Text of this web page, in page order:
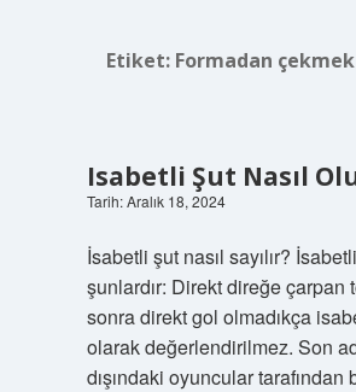
Etiket: Formadan
Isabetli Şut Nasıl
Tarih: Aralık 18, 2024
İsabetli şut nasıl sayılır?
şunlardır: Direkt direğe çarpan
sonra direkt gol olmadıkça
olarak değerlendirilmez. Son
dışındaki oyuncular